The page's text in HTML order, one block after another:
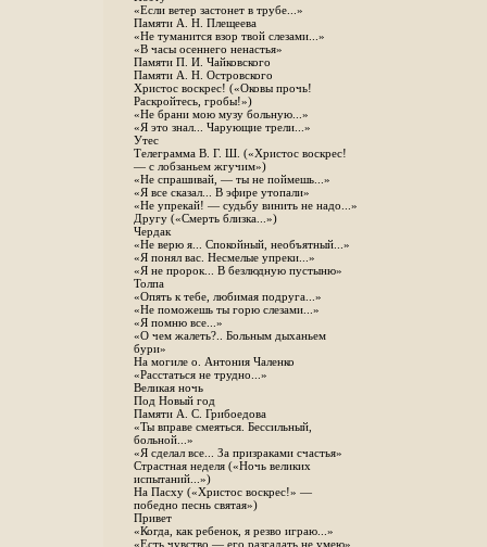
«Если ветер застонет в трубе...»
Памяти А. Н. Плещеева
«Не туманится взор твой слезами...»
«В часы осеннего ненастья»
Памяти П. И. Чайковского
Памяти А. Н. Островского
Христос воскрес! («Оковы прочь!
Раскройтесь, гробы!»)
«Не брани мою музу больную...»
«Я это знал... Чарующие трели...»
Утес
Телеграмма В. Г. Ш. («Христос воскрес!
— с лобзаньем жгучим»)
«Не спрашивай, — ты не поймешь...»
«Я все сказал... В эфире утопали»
«Не упрекай! — судьбу винить не надо...»
Другу («Смерть близка...»)
Чердак
«Не верю я... Спокойный, необъятный...»
«Я понял вас. Несмелые упреки...»
«Я не пророк... В безлюдную пустыню»
Толпа
«Опять к тебе, любимая подруга...»
«Не поможешь ты горю слезами...»
«Я помню все...»
«О чем жалеть?.. Больным дыханьем
бури»
На могиле о. Антония Чаленко
«Расстаться не трудно...»
Великая ночь
Под Новый год
Памяти А. С. Грибоедова
«Ты вправе смеяться. Бессильный,
больной...»
«Я сделал все... За призраками счастья»
Страстная неделя («Ночь великих
испытаний...»)
На Пасху («Христос воскрес!» —
победно песнь святая»)
Привет
«Когда, как ребенок, я резво играю...»
«Есть чувство,— его разгадать не умею»